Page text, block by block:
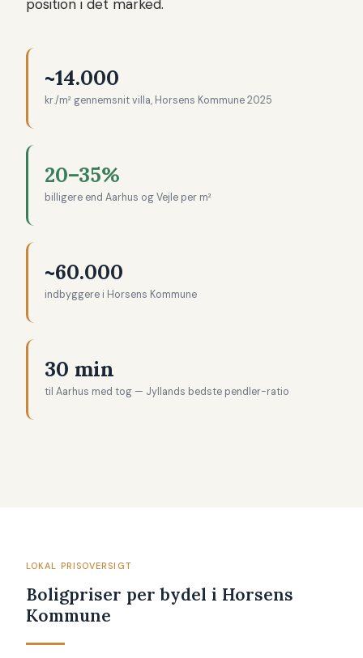
position i det marked.
~14.000
kr./m² gennemsnit villa, Horsens Kommune 2025
20–35%
billigere end Aarhus og Vejle per m²
~60.000
indbyggere i Horsens Kommune
30 min
til Aarhus med tog — Jyllands bedste pendler-ratio
LOKAL PRISOVERSIGT
Boligpriser per bydel i Horsens
Kommune